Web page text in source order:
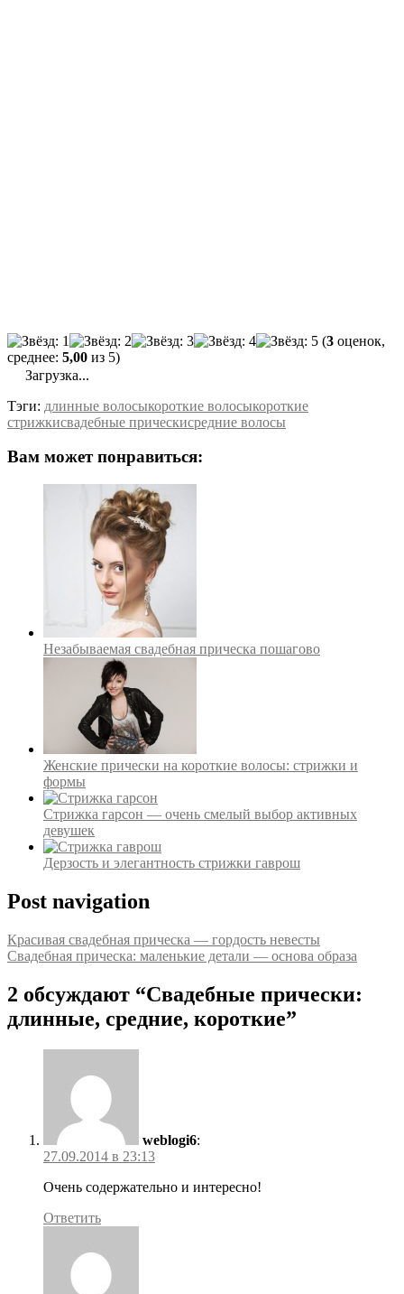
(3 оценок,
среднее: 5,00 из 5)
Загрузка...
Тэги: длинные волосыкороткие волосыкороткие
стрижкисвадебные прическисредние волосы
Вам может понравиться:
Незабываемая свадебная прическа пошагово
Женские прически на короткие волосы: стрижки и
формы
Стрижка гарсон — очень смелый выбор активных
девушек
Дерзость и элегантность стрижки гаврош
Post navigation
Красивая свадебная прическа — гордость невесты
Свадебная прическа: маленькие детали — основа образа
2 обсуждают “Свадебные прически:
длинные, средние, короткие”
weblogi6:
27.09.2014 в 23:13
Очень содержательно и интересно!
Ответить